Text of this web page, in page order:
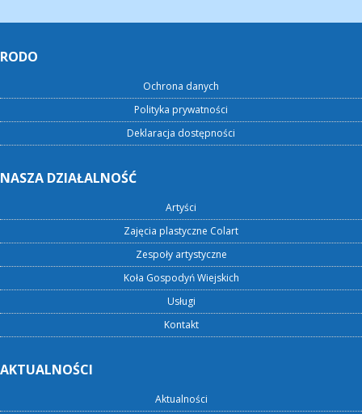
RODO
Ochrona danych
Polityka prywatności
Deklaracja dostępności
NASZA DZIAŁALNOŚĆ
Artyści
Zajęcia plastyczne Colart
Zespoły artystyczne
Koła Gospodyń Wiejskich
Usługi
Kontakt
AKTUALNOŚCI
Aktualności